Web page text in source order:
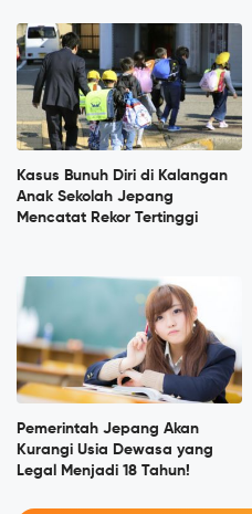
Kasus Bunuh Diri di Kalangan
Anak Sekolah Jepang
Mencatat Rekor Tertinggi
Pemerintah Jepang Akan
Kurangi Usia Dewasa yang
Legal Menjadi 18 Tahun!